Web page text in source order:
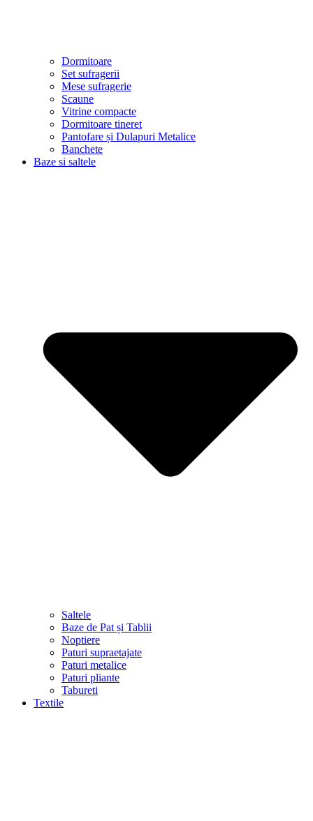
Dormitoare
Set sufragerii
Mese sufragerie
Scaune
Vitrine compacte
Dormitoare tineret
Pantofare și Dulapuri Metalice
Banchete
Baze si saltele
Saltele
Baze de Pat și Tablii
Noptiere
Paturi supraetajate
Paturi metalice
Paturi pliante
Tabureti
Textile